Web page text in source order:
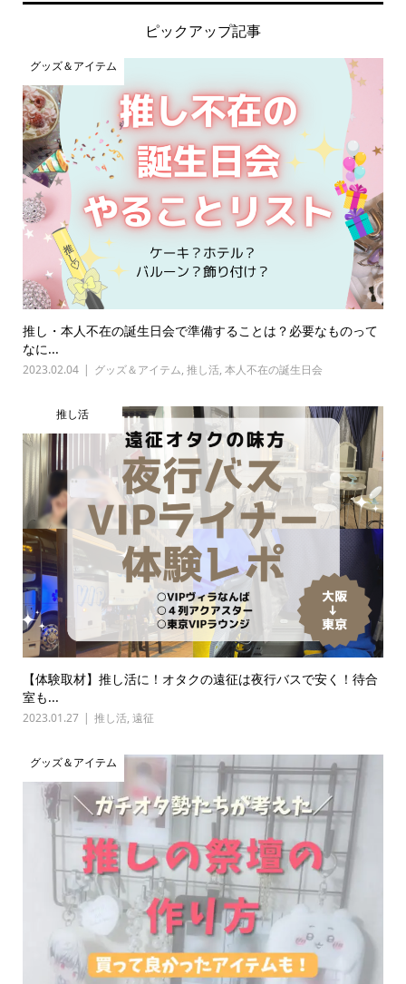
ピックアップ記事
グッズ＆アイテム
推し・本人不在の誕生日会で準備することは？必要なものって
なに...
2023.02.04 グッズ＆アイテム, 推し活, 本人不在の誕生日会
推し活
【体験取材】推し活に！オタクの遠征は夜行バスで安く！待合
室も...
2023.01.27 推し活, 遠征
グッズ＆アイテム